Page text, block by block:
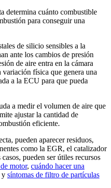
determina cuánto combustible
para conseguir una
de silicio sensibles a la
ante los cambios de presión
de aire entra en la cámara
variación física que genera una
a la ECU para que pueda
a medir el volumen de aire que
ajustar la cantidad de
eficiente.
pueden aparecer residuos,
como la EGR, el catalizador
pueden ser útiles recursos
motor, cuándo hacer una
y síntomas de filtro de partículas